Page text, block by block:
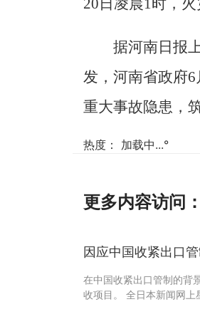
20日凌晨1时，
据河南日报
发，河南省政府
重大事故隐患，
热度： 加载中...°
更多内容访问：
因应中国收紧出口
在中国收紧出口管制的背
收项目。 全日本新闻网